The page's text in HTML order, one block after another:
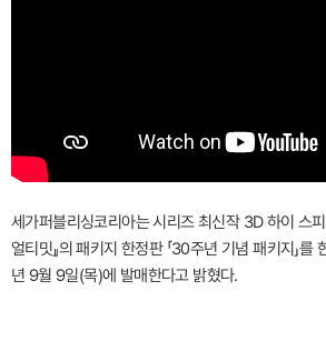
세가퍼블리싱코리아는 시리즈 최신작 3D 하이 스
얼티밋』의 패키지 한정판 「30주년 기념 패키지」
년 9월 9일(목)에 발매한다고 밝혔다.